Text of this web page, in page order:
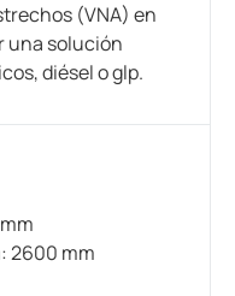
(VNA) en
una solución
diésel o glp.
2600 mm